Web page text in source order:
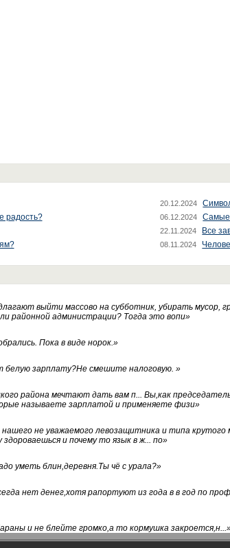
20.12.2024
радость? 06.12.2024
22.11.2024 Все
08.11.2024
выйти массово на субботник, убирать мусор,
районной администрации? Тогда это вопи»
Пока в виде норок.»
белую зарплату?Не смешите налоговую. »
района мечтают дать вам п... Вы,как
называете зарплатой и применяете физи»
нашего не уважаемого левозащитника и типа
и почему то язык в ж... по»
уметь блин,деревня.Ты чё с урала?»
нет денег,хотя рапортуют из года в в год по
и не блейте громко,а то кормушка закроется,н...